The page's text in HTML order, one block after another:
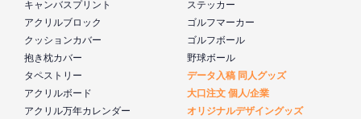
キャンバスプリント
アクリルブロック
クッションカバー
抱き枕カバー
タペストリー
アクリルボード
アクリル万年カレンダー
ステッカー
ゴルフマーカー
ゴルフボール
野球ボール
データ入稿 同人グッズ
大口注文 個人/企業
オリジナルデザイングッズ